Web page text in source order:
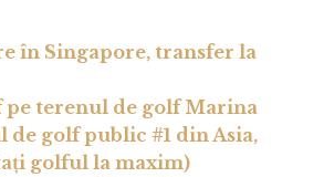
în Singapore, transfer la
pe terenul de golf Marina
de golf public #1 din Asia,
golful la maxim)